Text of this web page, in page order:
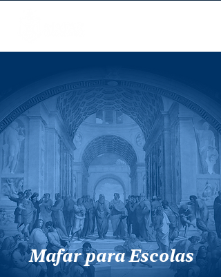
Mafar para Escolas